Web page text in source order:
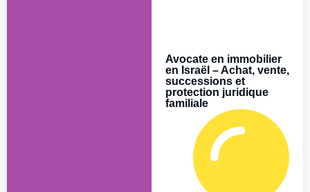
Avocate en immobilier
en Israël – Achat, vente,
successions et
protection juridique
familiale